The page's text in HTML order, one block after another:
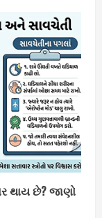
થાય છે? જાણો